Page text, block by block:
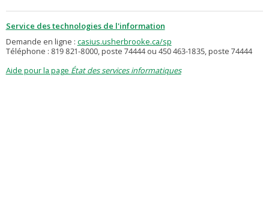
Service des technologies de l'information
Demande en ligne : casius.usherbrooke.ca/sp
Téléphone : 819 821-8000, poste 74444 ou 450 463-1835, poste 74444
Aide pour la page État des services informatiques